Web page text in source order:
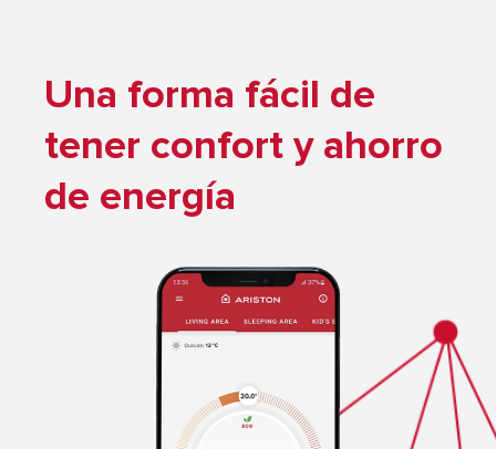
Una forma fácil de
tener confort y ahorro
de energía